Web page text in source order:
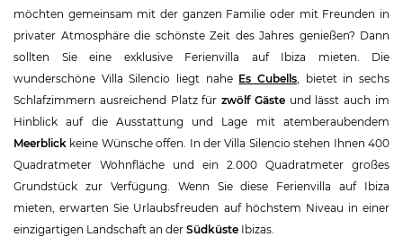
möchten gemeinsam mit der ganzen Familie oder mit Freunden in
privater Atmosphäre die schönste Zeit des Jahres genießen? Dann
sollten Sie eine exklusive Ferienvilla auf Ibiza mieten. Die
wunderschöne Villa Silencio liegt nahe Es Cubells , bietet in sechs
Schlafzimmern ausreichend Platz fürzwölf Gästeund lässt auch im
Hinblick auf die Ausstattung und Lage mit atemberaubendem
Meerblick keine Wünsche offen. In der Villa Silencio stehen Ihnen 400
Quadratmeter Wohnfläche und ein 2.000 Quadratmeter großes
Grundstück zur Verfügung. Wenn Sie diese Ferienvilla auf Ibiza
mieten, erwarten Sie Urlaubsfreuden auf höchstem Niveau in einer
einzigartigen Landschaft an der Südküste Ibizas.